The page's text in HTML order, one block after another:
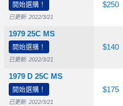
開始選購！
已更新: 2022/3/21
1979 25C MS
開始選購！
已更新: 2022/3/21
1979 D 25C MS
開始選購！
已更新: 2022/3/21
$15.00 $250
$15.00 $140
$10.00 $175